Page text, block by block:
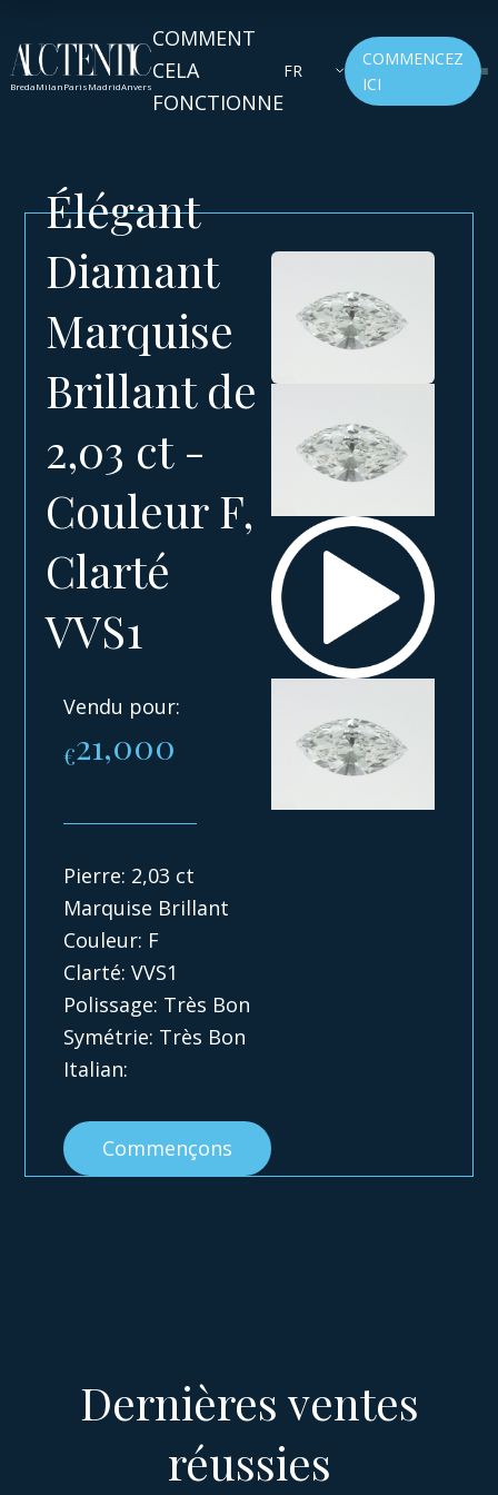
BredaMilanParisMadridAnvers
COMMENT
CELA
FONCTIONNE
FR
COMMENCEZ
ICI
Élégant
Diamant
Marquise
Brillant de
2,03 ct -
Couleur F,
Clarté
VVS1
Vendu pour:
€21,000
Pierre: 2,03 ct
Marquise Brillant
Couleur: F
Clarté: VVS1
Polissage: Très Bon
Symétrie: Très Bon
Italian:
Commençons
Dernières ventes
réussies